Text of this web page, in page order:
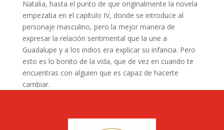
Natalia, hasta el punto de que originalmente la novela
empezaba en el capítulo IV, donde se introduce al
personaje masculino, pero la mejor manera de
expresar la relación sentimental que la une a
Guadalupe y a los indios era explicar su infancia. Pero
esto es lo bonito de la vida, que de vez en cuando te
encuentras con alguien que es capaz de hacerte
cambiar.